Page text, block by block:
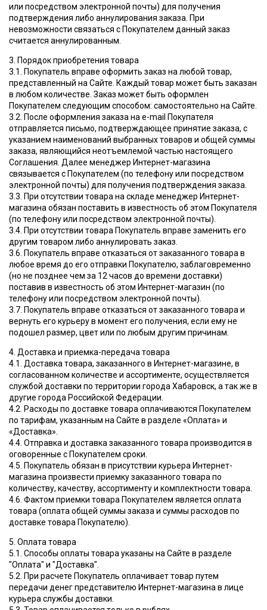
или посредством электронной почты) для получения
подтверждения либо аннулирования заказа. При
невозможности связаться с Покупателем данный заказ
считается аннулированным.
3. Порядок приобретения товара
3.1. Покупатель вправе оформить заказ на любой товар,
представленный на Сайте. Каждый товар может быть заказан
в любом количестве. Заказ может быть оформлен
Покупателем следующим способом: самостоятельно на Сайте.
3.2. После оформления заказа на e-mail Покупателя
отправляется письмо, подтверждающее принятие заказа, с
указанием наименований выбранных товаров и общей суммы
заказа, являющийся неотъемлемой частью настоящего
Соглашения. Далее менеджер Интернет-магазина
связывается с Покупателем (по телефону или посредством
электронной почты) для получения подтверждения заказа.
3.3. При отсутствии товара на складе менеджер Интернет-
магазина обязан поставить в известность об этом Покупателя
(по телефону или посредством электронной почты).
3.4. При отсутствии товара Покупатель вправе заменить его
другим товаром либо аннулировать заказ.
3.6. Покупатель вправе отказаться от заказанного товара в
любое время до его отправки Покупателю, заблаговременно
(но не позднее чем за 12 часов до времени доставки)
поставив в известность об этом Интернет-магазин (по
телефону или посредством электронной почты).
3.7. Покупатель вправе отказаться от заказанного товара и
вернуть его курьеру в момент его получения, если ему не
подошел размер, цвет или по любым другим причинам.
4. Доставка и приемка-передача товара
4.1. Доставка товара, заказанного в Интернет-магазине, в
согласованном количестве и ассортименте, осуществляется
службой доставки по территории города Хабаровск, а так же в
другие города Российской Федерации.
4.2. Расходы по доставке товара оплачиваются Покупателем
по тарифам, указанным на Сайте в разделе «Оплата» и
«Доставка».
4.4. Отправка и доставка заказанного товара производится в
оговоренные с Покупателем сроки.
4.5. Покупатель обязан в присутствии курьера Интернет-
магазина произвести приемку заказанного товара по
количеству, качеству, ассортименту и комплектности товара.
4.6. Фактом приемки товара Покупателем является оплата
товара (оплата общей суммы заказа и суммы расходов по
доставке товара Покупателю).
5. Оплата товара
5.1. Способы оплаты товара указаны на Сайте в разделе
"Оплата" и "Доставка".
5.2. При расчете Покупатель оплачивает товар путем
передачи денег представителю Интернет-магазина в лице
курьера службы доставки.